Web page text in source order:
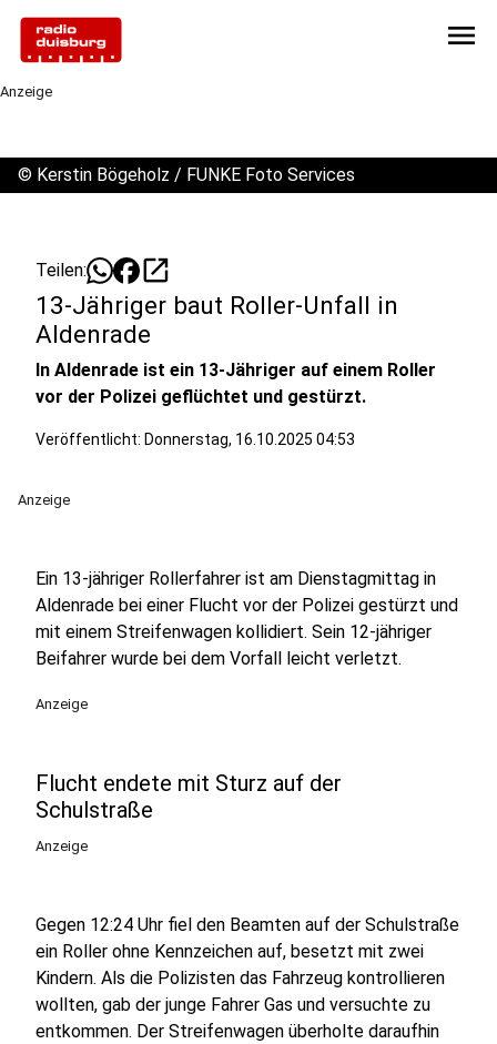
menu
Anzeige
© Kerstin Bögeholz / FUNKE Foto Services
Teilen: open_in_new
13-Jähriger baut Roller-Unfall in
Aldenrade
In Aldenrade ist ein 13-Jähriger auf einem Roller
vor der Polizei geflüchtet und gestürzt.
Veröffentlicht: Donnerstag, 16.10.2025 04:53
Anzeige
Ein 13-jähriger Rollerfahrer ist am Dienstagmittag in
Aldenrade bei einer Flucht vor der Polizei gestürzt und
mit einem Streifenwagen kollidiert. Sein 12-jähriger
Beifahrer wurde bei dem Vorfall leicht verletzt.
Anzeige
Flucht endete mit Sturz auf der
Schulstraße
Anzeige
Gegen 12:24 Uhr fiel den Beamten auf der Schulstraße
ein Roller ohne Kennzeichen auf, besetzt mit zwei
Kindern. Als die Polizisten das Fahrzeug kontrollieren
wollten, gab der junge Fahrer Gas und versuchte zu
entkommen. Der Streifenwagen überholte daraufhin